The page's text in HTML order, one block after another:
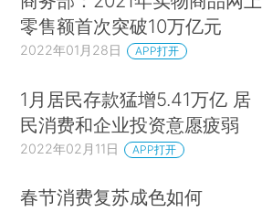
零售额首次突破10万亿元
2022年01月28日 APP打开
1月居民存款猛增5.41万亿 居
民消费和企业投资意愿疲弱
2022年02月11日 APP打开
春节消费复苏成色如何